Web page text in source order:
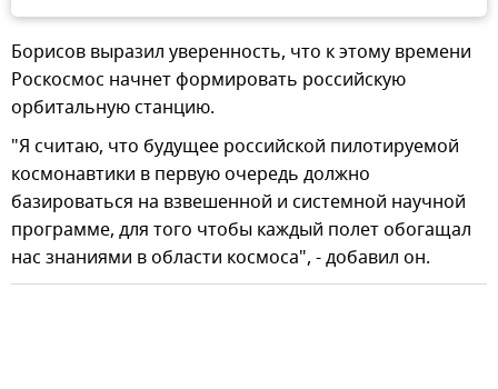
Борисов выразил уверенность, что к этому времени
Роскосмос начнет формировать российскую
орбитальную станцию.
"Я считаю, что будущее российской пилотируемой
космонавтики в первую очередь должно
базироваться на взвешенной и системной научной
программе, для того чтобы каждый полет обогащал
нас знаниями в области космоса", - добавил он.